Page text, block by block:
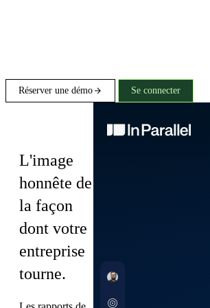
Réserver une démo Se connecter
L'image
honnête de
la façon
dont votre
entreprise
tourne.